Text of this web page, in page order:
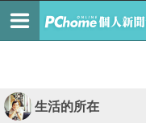
生活的所在